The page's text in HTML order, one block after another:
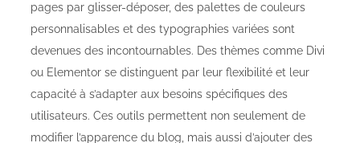
pages par glisser-déposer, des palettes de couleurs
personnalisables et des typographies variées sont
devenues des incontournables. Des thèmes comme Divi
ou Elementor se distinguent par leur flexibilité et leur
capacité à s’adapter aux besoins spécifiques des
utilisateurs. Ces outils permettent non seulement de
modifier l’apparence du blog, mais aussi d’ajouter des